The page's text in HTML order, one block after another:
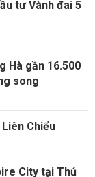
tư Vành đai 5
Hà gần 16.500
song
Chiểu
City tại Thủ